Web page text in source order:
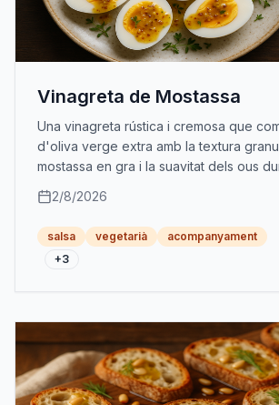
Vinagreta de Mostassa
Una vinagreta rústica i cremosa que
d'oliva verge extra amb la textura
mostassa en gra i la suavitat dels ous
2/8/2026
salsa vegetarià
acompanyament
+3